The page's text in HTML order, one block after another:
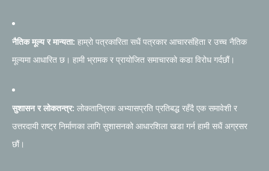
नैतिक मूल्य र मान्यता: हाम्रो पत्रकारिता सधैं पत्रकार आचारसंहिता र उच्च नैतिक
मूल्यमा आधारित छ। हामी भ्रामक र प्रायोजित समाचारको कडा विरोध गर्दछौं।
सुशासन र लोकतन्त्र: लोकतान्त्रिक अभ्यासप्रति प्रतिबद्ध रहँदै एक समावेशी र
उत्तरदायी राष्ट्र निर्माणका लागि सुशासनको आधारशिला खडा गर्न हामी सधैं अग्रसर
छौं।